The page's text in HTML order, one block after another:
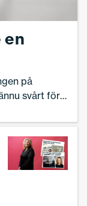
en
på
svårt för